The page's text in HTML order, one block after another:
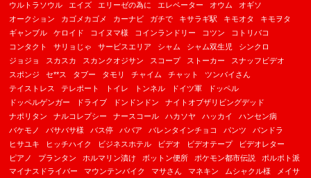
ウルトラソウル
エイズ エリーゼの為に エレベーター オウム
オギソ
オークション
カゴメカゴメ カーナビ ガチで キサラギ駅 キモオタ
キモヲタ
ギャンブル
ケロイド コイヌマ様 コインランドリー コツン
コトリバコ
コンタクト
サリョじゃ サービスエリア シャム シャム双生児
シンクロ
ジョジョ
スカスカ スカンクオジサン スコープ ストーカー
スナッフビデオ
スポンジ
セ**ス タブー タモリ チャイム チャット
ツンバイさん
テイストレス
テレポート トイレ トンネル ドイツ軍
ドッペル
ドッペルゲンガー
ドライブ ドンドンドン
ナイトオブザリビングデッド
ナポリタン
ナルコレプシー ナースコール ハカソヤ ハッカイ
ハンセン病
バケモノ
バサバサ様 バス停 ババア バレンタインチョコ パンツ
パンドラ
ヒサユキ
ヒッチハイク ビジネスホテル ビデオ ビデオテープ
ビデオレター
ピアノ
プランタン ホルマリン漬け ボットン便所 ポケモン都市伝説
ポルポト派
マイナスドライバー
マウンテンバイク マサさん マネキン ムシャクル様
メイサ